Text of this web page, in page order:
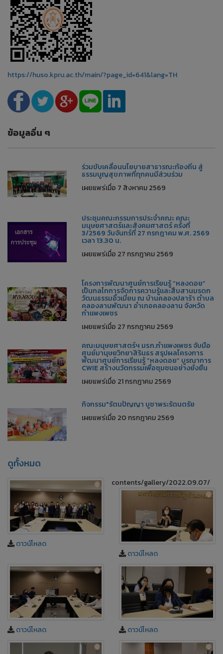
https://huso.kpru.ac.th/main/?page_id=641&lang=TH
ข้อมูลอื่น ๆ
ร่วมขับเคลื่อนนโยบายสาธารณะท้องถิ่น สู่
ธรรมนูญสุขภาพที่ทุกคนมีส่วนร่วม
เผยแพร่เมื่อ 7 สิงหาคม 2569
ประชุมคณะกรรมการประจำคณะ คณะ
มนุษยศาสตร์และสังคมศาสตร์ ครั้งที่
3/2569 วันจันทร์ที่ 27 กรกฎาคม พ.ศ. 2569
เวลา 13.30 น.
เผยแพร่เมื่อ 27 กรกฎาคม 2569
โครงการพัฒนาศูนย์การเรียนรู้ “หลงดอย”
เป็นกลไกการจัดการความรู้และสืบสานมรดก
วัฒนธรรมอิ้วเมี่ยน ณ บ้านคลองปลาร้า ตำบล
คลองลานพัฒนา อำเภอคลองลาน จังหวัด
กำแพงเพชร
เผยแพร่เมื่อ 27 กรกฎาคม 2569
คณะมนุษยศาสตร์ฯ มรภ.กำแพงเพชร จับมือ
ศูนย์มานุษยวิทยาสิรินธร สรุปผลโครงการ
พัฒนาศูนย์การเรียนรู้ “หลงดอย” บูรณาการ
CWIE สร้างนวัตกรรมเพื่อชุมชนอย่างยั่งยืน
เผยแพร่เมื่อ 21 กรกฎาคม 2569
กิจกรรม"รัตนปัญญา บูชาพระรัตนตรัย
เผยแพร่เมื่อ 20 กรกฎาคม 2569
ดูทั้งหมด
contents/gallery/2022.09.07/
ดาวน์โหลด
ดาวน์โหลด
ดาวน์โหลด ดาวน์โหลด